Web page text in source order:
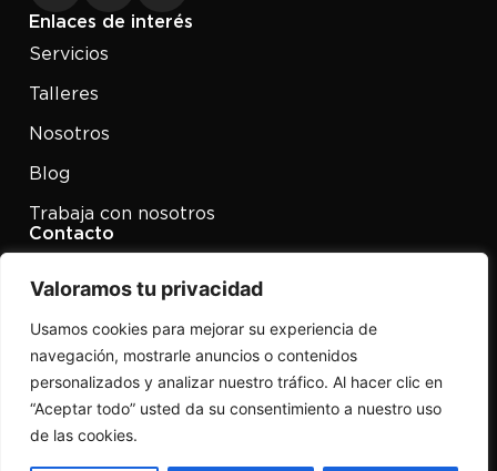
Valoramos tu privacidad
Usamos cookies para mejorar su experiencia de
navegación, mostrarle anuncios o contenidos
personalizados y analizar nuestro tráfico. Al hacer clic en
“Aceptar todo” usted da su consentimiento a nuestro uso
de las cookies.
Enlaces de interés
Servicios
Talleres
Nosotros
Blog
Trabaja con nosotros
Contacto
P. Ind. Juncaril Calle Guadix
parc.128 18220 Albolote
Granada
Términos y condiciones
Política de privacidad
Política de cookies